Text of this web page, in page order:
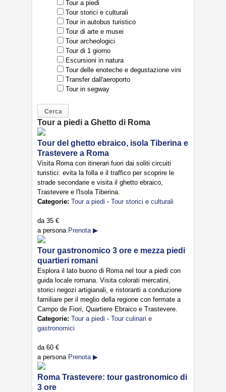
Tour a piedi
Tour storici e culturali
Tour in autobus turistico
Tour di arte e musei
Tour archeologici
Tour di 1 giorno
Escursioni in natura
Tour delle enoteche e degustazione vini
Transfer dall'aeroporto
Tour in segway
Tour a piedi a Ghetto di Roma
Tour del ghetto ebraico, isola Tiberina e
Trastevere a Roma
Visita Roma con itinerari fuori dai soliti circuiti
turistici: evita la folla e il traffico per scoprire le
strade secondarie e visita il ghetto ebraico,
Trastevere e l'Isola Tiberina.
Categorie: Tour a piedi - Tour storici e culturali
da 35 €
a persona Prenota ▶
Tour gastronomico 3 ore e mezza piedi
quartieri romani
Esplora il lato buono di Roma nel tour a piedi con
guida locale romana. Visita colorati mercatini,
storici negozi artigianali, e ristoranti a conduzione
familiare per il meglio della regione con fermate a
Campo de Fiori, Quartiere Ebraico e Trastevere.
Categorie: Tour a piedi - Tour culinari e
gastronomici
da 60 €
a persona Prenota ▶
Roma Trastevere: tour gastronomico di
3 ore